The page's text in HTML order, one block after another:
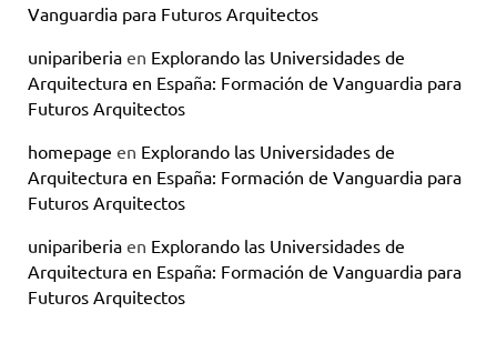
Vanguardia para Futuros Arquitectos
unipariberia en Explorando las Universidades de
Arquitectura en España: Formación de Vanguardia para
Futuros Arquitectos
homepage en Explorando las Universidades de
Arquitectura en España: Formación de Vanguardia para
Futuros Arquitectos
unipariberia en Explorando las Universidades de
Arquitectura en España: Formación de Vanguardia para
Futuros Arquitectos